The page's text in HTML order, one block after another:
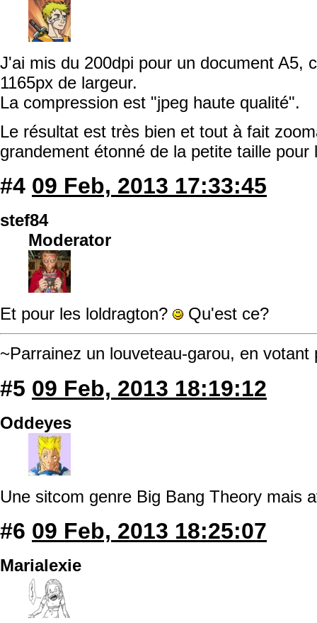
J'ai mis du 200dpi pour un document A5,
1165px de largeur.
La compression est "jpeg haute qualité".
Le résultat est très bien et tout à fait
grandement étonné de la petite taille
#4 09 Feb, 2013 17:33:45
stef84
Moderator
Et pour les loldragton? Qu'est ce?
~Parrainez un louveteau-garou, en
#5 09 Feb, 2013 18:19:12
Oddeyes
Une sitcom genre Big Bang Theory mais
#6 09 Feb, 2013 18:25:07
Marialexie